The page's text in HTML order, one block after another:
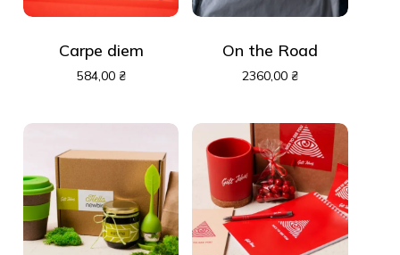
Carpe diem
584,00 ₴
On the Road
2360,00 ₴